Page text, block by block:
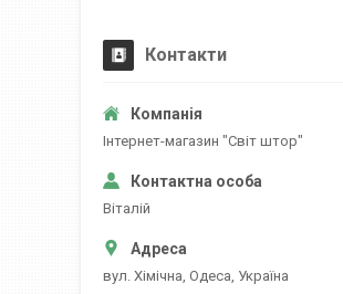
С-304
Контакти
Iнтернет-магазин "Свiт штор"
Вiталiй
вул. Хiмiчна, Одеса, Україна